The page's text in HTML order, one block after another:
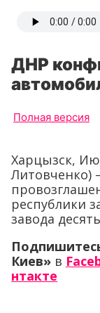
ДНР
Полная версия
Харцызск,
Литовченко)
республики
завода
Киев» в
нтакте